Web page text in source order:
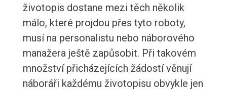
životopis dostane mezi těch několik
málo, které projdou přes tyto roboty,
musí na personalistu nebo náborového
manažera ještě zapůsobit. Při takovém
množství přicházejících žádostí věnují
náboráři každému životopisu obvykle jen